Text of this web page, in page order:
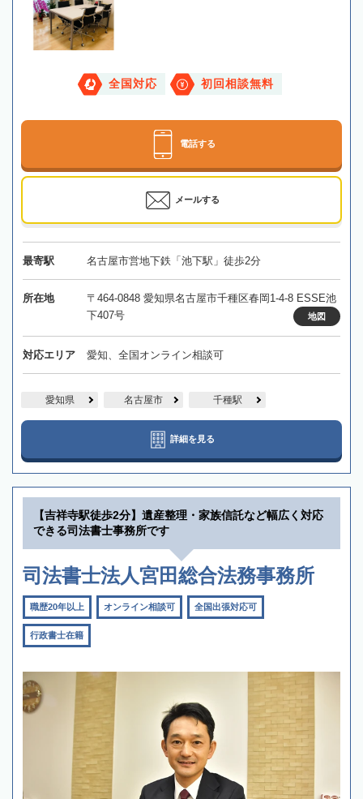
全国対応 初回相談無料
電話する
メールする
最寄駅 名古屋市営地下鉄「池下駅」徒歩2分
所在地
〒464-0848 愛知県名古屋市千種区春岡1-4-8 ESSE池
下407号
地図
対応エリア 愛知、全国オンライン相談可
愛知県 名古屋市 千種駅
詳細を見る
【吉祥寺駅徒歩2分】遺産整理・家族信託など幅広く対応
できる司法書士事務所です
司法書士法人宮田総合法務事務所
職歴20年以上 オンライン相談可 全国出張対応可
行政書士在籍